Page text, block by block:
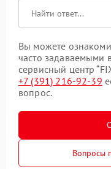
Вы можете
часто задаваемыми
сервисный центр
+7 (391) 216-92-39
вопрос.
Вопросы